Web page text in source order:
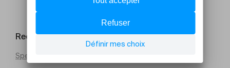
Rechercher un évènement
Spectacles à Genève